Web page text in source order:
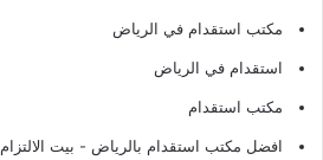
مكتب استقدام في الرياض
استقدام في الرياض
مكتب استقدام
افضل مكتب استقدام بالرياض - بيت الالتزام